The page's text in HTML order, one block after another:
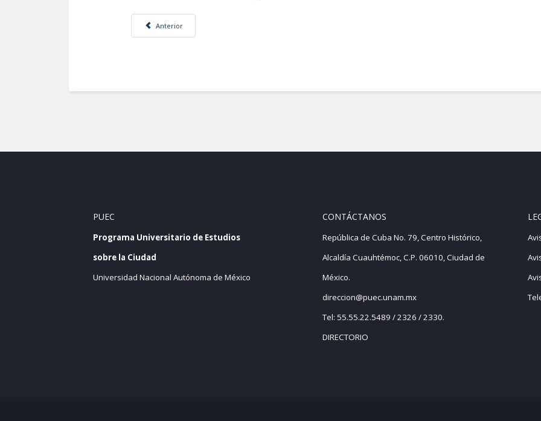
Artículo anterior: Revisión y evaluación académica del documento técnico del Plan de Manejo del Programa Parcial de
Anterior
PUEC
Programa Universitario de Estudios
sobre la Ciudad
Universidad Nacional Autónoma de México
CONTÁCTANOS
República de Cuba No. 79, Centro Histórico,
Alcaldía Cuauhtémoc, C.P. 06010, Ciudad de
México.
direccion@puec.unam.mx
Tel: 55.55.22.5489 / 2326 / 2330.
DIRECTORIO